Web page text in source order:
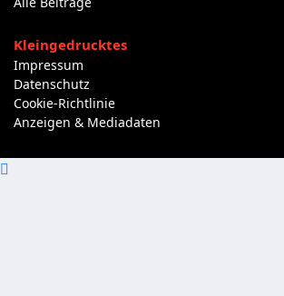
Kleingedrucktes
Impressum
Datenschutz
Cookie-Richtlinie
Anzeigen & Mediadaten